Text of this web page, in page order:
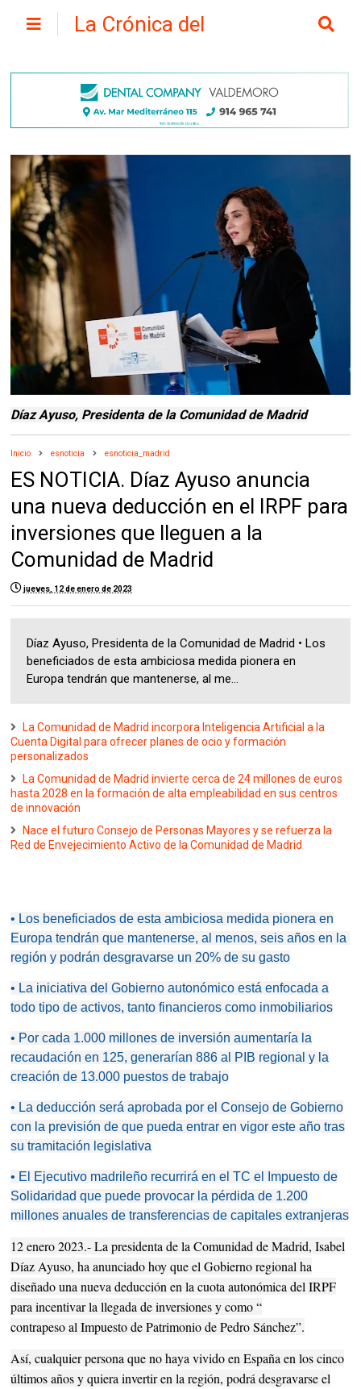
La Crónica del
Díaz Ayuso, Presidenta de la Comunidad de Madrid
Inicio esnoticia esnoticia_madrid
ES NOTICIA. Díaz Ayuso anuncia
una nueva deducción en el IRPF para
inversiones que lleguen a la
Comunidad de Madrid
jueves, 12 de enero de 2023
Díaz Ayuso, Presidenta de la Comunidad de Madrid • Los
beneficiados de esta ambiciosa medida pionera en
Europa tendrán que mantenerse, al me...
La Comunidad de Madrid incorpora Inteligencia Artificial a la
Cuenta Digital para ofrecer planes de ocio y formación
personalizados
La Comunidad de Madrid invierte cerca de 24 millones de euros
hasta 2028 en la formación de alta empleabilidad en sus centros
de innovación
Nace el futuro Consejo de Personas Mayores y se refuerza la
Red de Envejecimiento Activo de la Comunidad de Madrid
• Los beneficiados de esta ambiciosa medida pionera en
Europa tendrán que mantenerse, al menos, seis años en la
región y podrán desgravarse un 20% de su gasto
• La iniciativa del Gobierno autonómico está enfocada a
todo tipo de activos, tanto financieros como inmobiliarios
• Por cada 1.000 millones de inversión aumentaría la
recaudación en 125, generarían 886 al PIB regional y la
creación de 13.000 puestos de trabajo
• La deducción será aprobada por el Consejo de Gobierno
con la previsión de que pueda entrar en vigor este año tras
su tramitación legislativa
• El Ejecutivo madrileño recurrirá en el TC el Impuesto de
Solidaridad que puede provocar la pérdida de 1.200
millones anuales de transferencias de capitales extranjeras
12 enero 2023.- La presidenta de la Comunidad de Madrid, Isabel
Díaz Ayuso, ha anunciado hoy que el Gobierno regional ha
diseñado una nueva deducción en la cuota autonómica del IRPF
para incentivar la llegada de inversiones y como “
contrapeso al Impuesto de Patrimonio de Pedro Sánchez”.
Así, cualquier persona que no haya vivido en España en los cinco
últimos años y quiera invertir en la región, podrá desgravarse el